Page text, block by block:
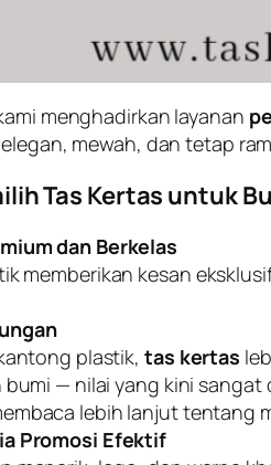
menghadirkan layanan
mewah, dan tetap
Tas Kertas untuk
dan Berkelas
memberikan kesan
plastik, tas kertas
— nilai yang kini sangat
lebih lanjut tentang
Promosi Efektif